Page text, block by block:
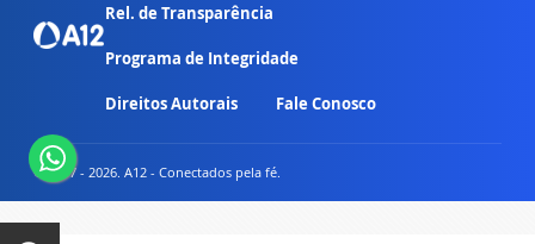
Rel. de Transparência
Programa de Integridade
Direitos Autorais Fale Conosco
© 2007 - 2026. A12 - Conectados pela fé.